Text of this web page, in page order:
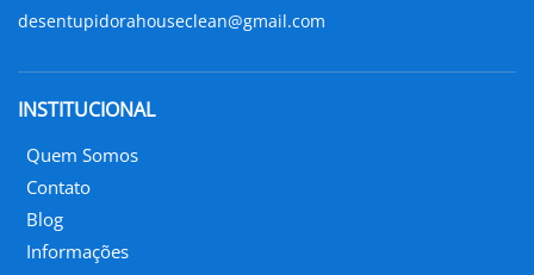
desentupidorahouseclean@gmail.com
INSTITUCIONAL
Quem Somos
Contato
Blog
Informações